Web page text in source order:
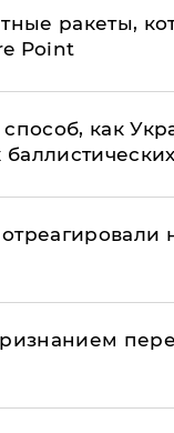
ракеты,
Point
как